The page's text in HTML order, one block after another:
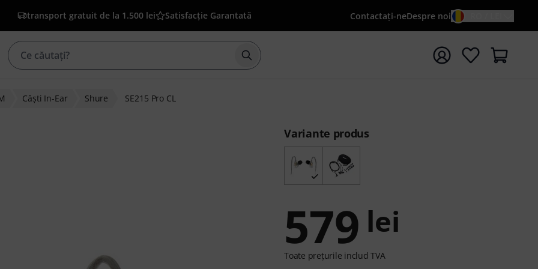
transport gratuit de la 1.500 lei Satisfacție Garantată Contactaţi-neDespre noi
Începeți căutarea cu termenul de căutare {searchTerm}
Căşti In-Ear Shure SE215 Pro CL
Variante produs
579 lei
Toate prețurile includ TVA